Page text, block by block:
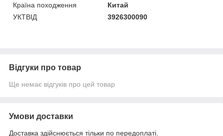
Країна походження
Китай
УКТВІД
3926300090
Відгуки про товар
Ще немає відгуків про цей товар
Умови доставки
Доставка здійснюється тільки по передоплаті.